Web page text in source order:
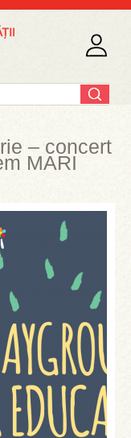
– concert
MARI